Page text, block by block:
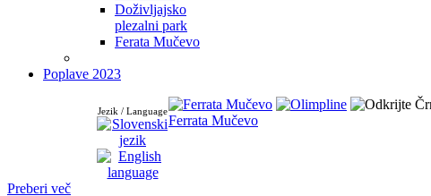
Doživljajsko
plezalni park
Ferata Mučevo
Poplave 2023
Jezik / Language
Ferrata Mučevo
Preberi več